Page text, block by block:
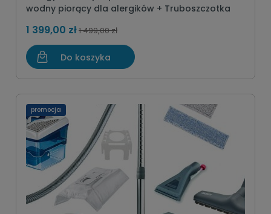
wodny piorący dla alergików + Truboszczotka
1 399,00 zł1 499,00 zł
Do koszyka
promocja